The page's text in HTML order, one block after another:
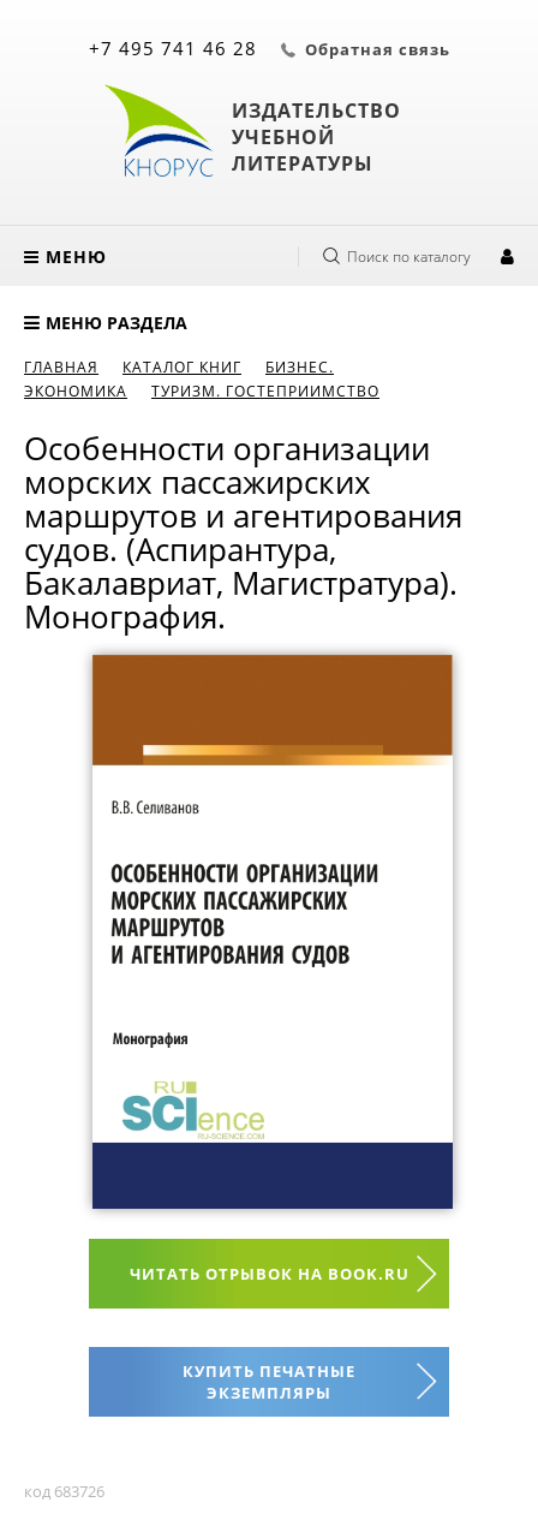
ИЗДАТЕЛЬСТВО
УЧЕБНОЙ
ЛИТЕРАТУРЫ
+7 495 741 46 28 Обратная связь
МЕНЮ Поиск по каталогу
МЕНЮ РАЗДЕЛА
ГЛАВНАЯ КАТАЛОГ КНИГ
БИЗНЕС.
ЭКОНОМИКА
ТУРИЗМ. ГОСТЕПРИИМСТВО
Особенности организации
морских пассажирских
маршрутов и агентирования
судов. (Аспирантура,
Бакалавриат, Магистратура).
Монография.
ЧИТАТЬ ОТРЫВОК НА BOOK.RU
КУПИТЬ ПЕЧАТНЫЕ
ЭКЗЕМПЛЯРЫ
код 683726